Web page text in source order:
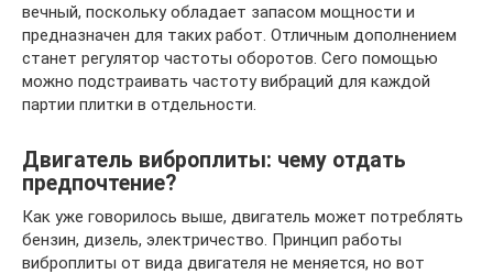
вечный, поскольку обладает запасом мощности и
предназначен для таких работ. Отличным дополнением
станет регулятор частоты оборотов. Сего помощью
можно подстраивать частоту вибраций для каждой
партии плитки в отдельности.
Двигатель виброплиты: чему отдать
предпочтение?
Как уже говорилось выше, двигатель может потреблять
бензин, дизель, электричество. Принцип работы
виброплиты от вида двигателя не меняется, но вот